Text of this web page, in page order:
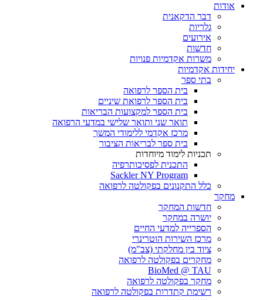
אודות
דבר הדקאנית
גלריות
אירועים
חדשות
משרות אקדמיות פנויות
יחידות אקדמיות
בתי ספר
בית הספר לרפואה
בית הספר לרפואת שיניים
בית הספר למקצועות הבריאות
תואר שני ותואר שלישי במדעי הרפואה
מרכז אקדמי ללימודי המשך
בית ספר לבריאות הציבור
תכניות לימוד מיוחדות
התכנית לפסיכותרפיה
Sackler NY Program
כלל התקנונים בפקולטה לרפואה
מחקר
חדשות המחקר
יושרה במחקר
הספרייה למדעי החיים
מרכז השירות הוטרינרי
ציוד בין מחלקתי (צב"מ)
מחקרים בפקולטה לרפואה
BioMed @ TAU
מחקר בפקולטה לרפואה
רשימת קתדרות בפקולטה לרפואה